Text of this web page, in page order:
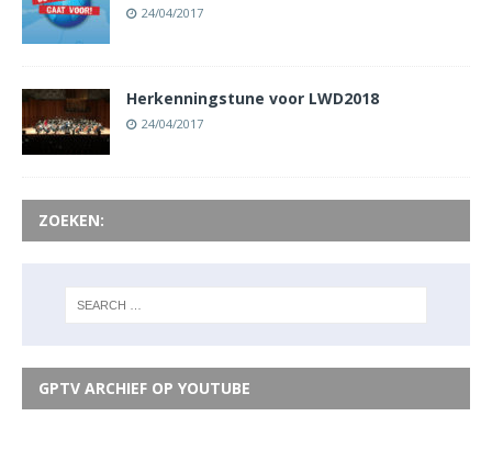
24/04/2017
Herkenningstune voor LWD2018
24/04/2017
ZOEKEN:
GPTV ARCHIEF OP YOUTUBE